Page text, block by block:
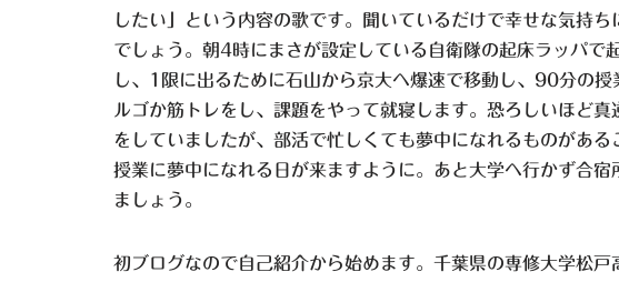
したい」という内容の歌です。聞いているだけで幸せな気持
でしょう。朝4時にまさが設定している自衛隊の起床ラッパで
し、1限に出るために石山から京大へ爆速で移動し、90分の
ルゴか筋トレをし、課題をやって就寝します。恐ろしいほど
をしていましたが、部活で忙しくても夢中になれるものがあ
授業に夢中になれる日が来ますように。あと大学へ行かず合
ましょう。
初ブログなので自己紹介から始めます。千葉県の専修大学松